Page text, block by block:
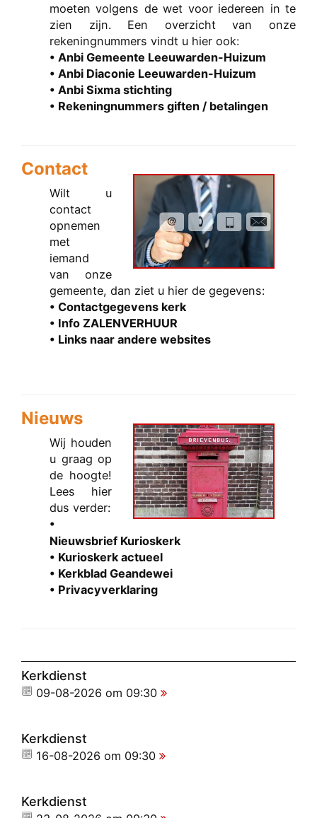
moeten volgens de wet voor iedereen in te
zien zijn. Een overzicht van onze
rekeningnummers vindt u hier ook:
• Anbi Gemeente Leeuwarden-Huizum
• Anbi Diaconie Leeuwarden-Huizum
• Anbi Sixma stichting
• Rekeningnummers giften / betalingen
Contact
Wilt u
contact
opnemen
met
iemand
van onze
gemeente, dan ziet u hier de gegevens:
• Contactgegevens kerk
• Info ZALENVERHUUR
• Links naar andere websites
Nieuws
Wij houden
u graag op
de hoogte!
Lees hier
dus verder:
•
Nieuwsbrief Kurioskerk
• Kurioskerk actueel
• Kerkblad Geandewei
• Privacyverklaring
Kerkdienst
09-08-2026 om 09:30
Kerkdienst
16-08-2026 om 09:30
Kerkdienst